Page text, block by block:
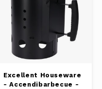
Excellent Houseware
- Accendibarbecue -